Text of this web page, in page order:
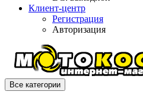
Клиент-центр
Регистрация
Авторизация
Все категории